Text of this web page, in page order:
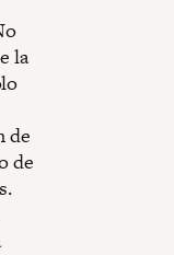
la
de
de